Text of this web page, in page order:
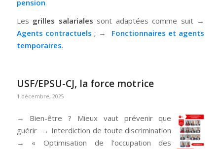
pension.
Les grilles salariales sont adaptées comme suit →
Agents contractuels ; → Fonctionnaires et agents
temporaires.
USF/EPSU-CJ, la force motrice
1 décembre, 2025
→ Bien-être ? Mieux vaut prévenir que
guérir → Interdiction de toute discrimination
→ « Optimisation de l’occupation des